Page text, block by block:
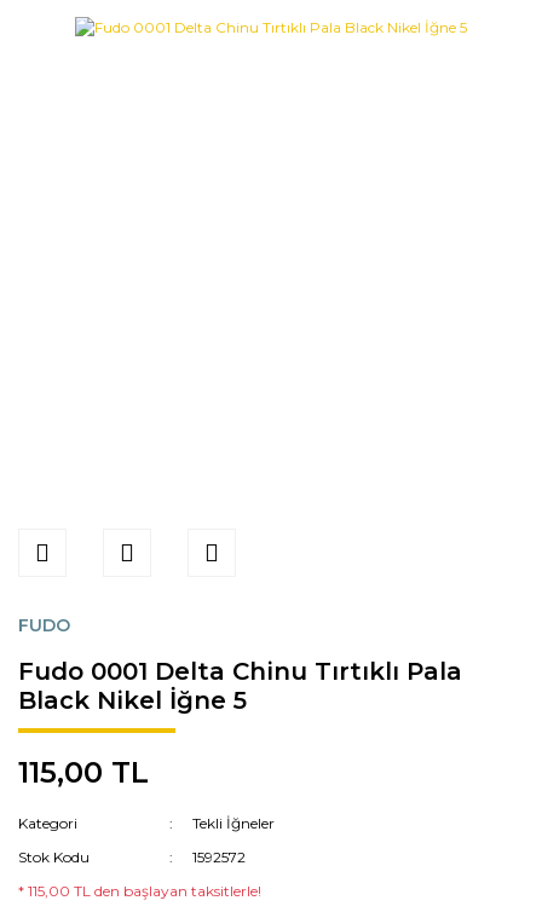
FUDO
Fudo 0001 Delta Chinu Tırtıklı Pala
Black Nikel İğne 5
115,00 TL
Kategori
Tekli İğneler
Stok Kodu
1592572
* 115,00 TL den başlayan taksitlerle!